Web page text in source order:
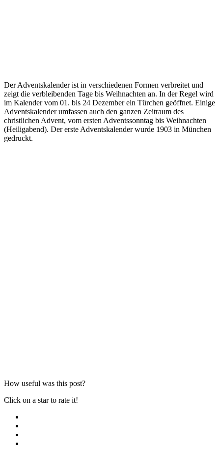
Der Adventskalender ist in verschiedenen Formen verbreitet und
zeigt die verbleibenden Tage bis Weihnachten an. In der Regel wird
im Kalender vom 01. bis 24 Dezember ein Türchen geöffnet. Einige
Adventskalender umfassen auch den ganzen Zeitraum des
christlichen Advent, vom ersten Adventssonntag bis Weihnachten
(Heiligabend). Der erste Adventskalender wurde 1903 in München
gedruckt.
How useful was this post?
Click on a star to rate it!